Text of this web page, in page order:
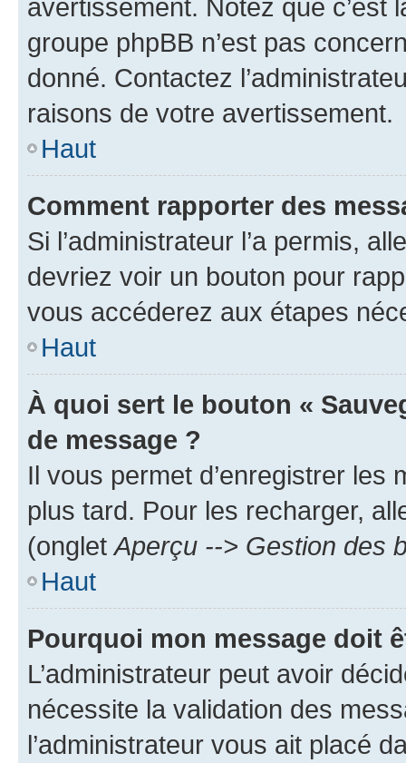
avertissement. Notez que c’est
groupe phpBB n’est pas
donné. Contactez
raisons de votre avertissement.
Haut
Comment rapporter des
Si l’administrateur l’a permis,
devriez voir un bouton pour
vous accéderez aux étapes
Haut
À quoi sert le bouton «
de message ?
Il vous permet d’enregistrer
plus tard. Pour les recharger,
(onglet Aperçu --> Gestion des
Haut
Pourquoi mon message doit
L’administrateur peut avoir
nécessite la validation des
l’administrateur vous ait placé